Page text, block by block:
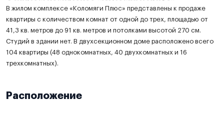
В жилом комплексе «Коломяги Плюс» представлены к продаже
квартиры с количеством комнат от одной до трех, площадью от
41,3 кв. метров до 91 кв. метров и потолками высотой 270 см.
Студий в здании нет. В двухсекционном доме расположено всего
104 квартиры (48 однокомнатных, 40 двухкомнатных и 16
трехкомнатных).
Расположение